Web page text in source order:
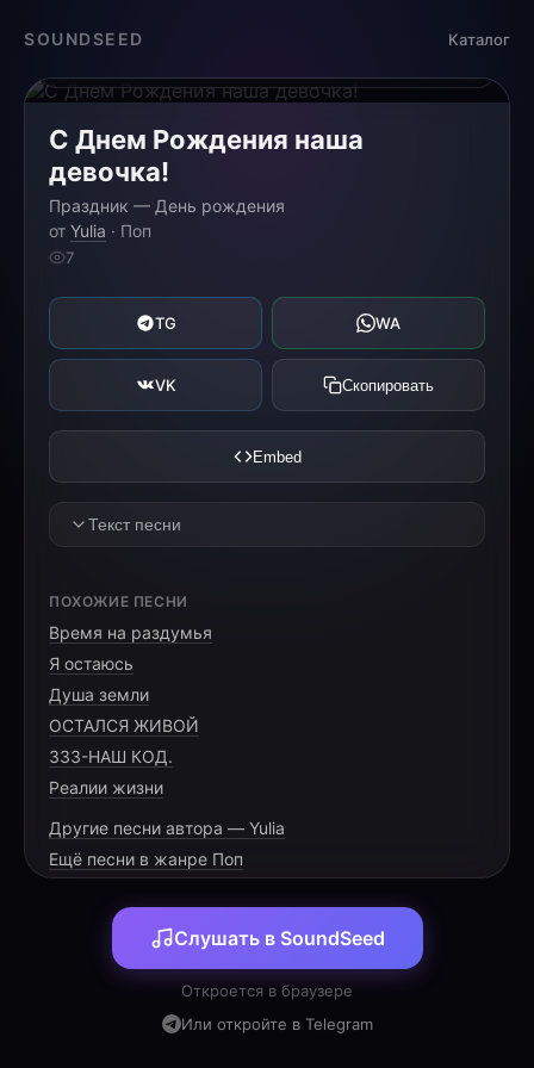
SOUNDSEED Каталог
С Днем Рождения наша
девочка!
Праздник — День рождения
от Yulia · Поп
7
TG WA
VK Скопировать
Embed
Текст песни
Мы долго ждали этот миг,
Твой детский плач в наш дом проник.
Ты смысл в жизни подарила,
[PRE-CHORUS]
В минуты радости и слёз
Мы рядом — это всё всерьёз.
В любой беде мы — твой оплот,
ПОХОЖИЕ ПЕСНИ
Время на раздумья
Я остаюсь
Душа земли
ОСТАЛСЯ ЖИВОЙ
333-НАШ КОД.
Реалии жизни
Другие песни автора — Yulia
Ещё песни в жанре Поп
Слушать в SoundSeed
Откроется в браузере
Или откройте в Telegram